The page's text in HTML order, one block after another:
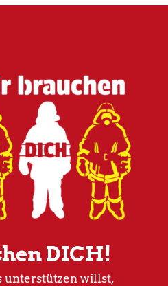
DICH!
unterstützen willst,